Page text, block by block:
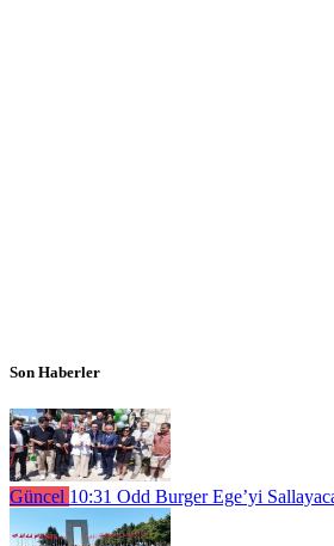
Son Haberler
Güncel 10:31 Odd Burger Ege’yi